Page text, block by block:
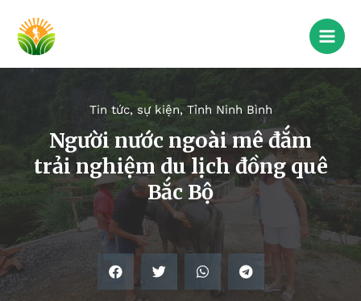
Tin tức, sự kiện, Tỉnh Ninh Bình
Người nước ngoài mê đắm
trải nghiệm du lịch đồng quê
Bắc Bộ